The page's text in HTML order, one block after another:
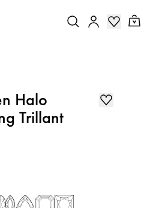
Halo
Trillant